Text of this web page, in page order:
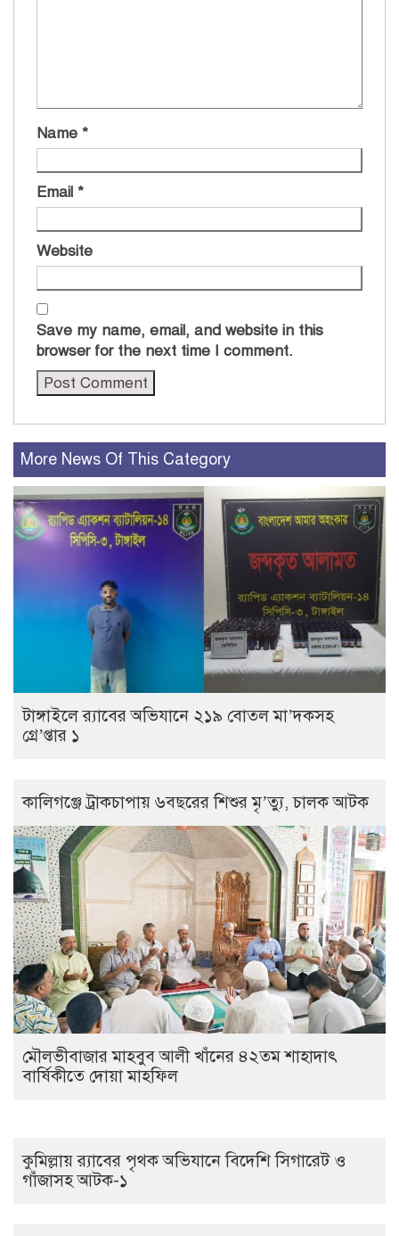
Name *
Email *
Website
Save my name, email, and website in this
browser for the next time I comment.
More News Of This Category
টাঙ্গাইলে র‍্যাবের অভিযানে ২১৯ বোতল মা’দকসহ
গ্রে’প্তার ১
কালিগঞ্জে ট্রাকচাপায় ৬বছরের শিশুর মৃ’ত্যু, চালক আটক
মৌলভীবাজার মাহবুব আলী খাঁনের ৪২তম শাহাদাৎ
বার্ষিকীতে দোয়া মাহফিল
কুমিল্লায় র‍্যাবের পৃথক অভিযানে বিদেশি সিগারেট ও
গাঁজাসহ আটক-১